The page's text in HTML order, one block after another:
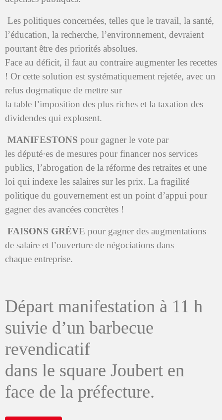
Les politiques concernées, telles que le travail, la santé,
l’éducation, la recherche, l’environnement, devraient
pourtant être des priorités absolues.
Face au déficit, il faut au contraire augmenter les recettes
! Or cette solution est systématiquement rejetée, avec un
refus dogmatique de mettre sur
la table l’imposition des plus riches et la taxation des
dividendes qui explosent.
MANIFESTONS pour gagner le vote par
les député·es de mesures pour financer nos services
publics, l’abrogation de la réforme des retraites et une
loi qui indexe les salaires sur les prix. La fragilité
politique du gouvernement est un point d’appui pour
gagner des avancées concrètes !
FAISONS GRÈVE pour gagner des augmentations
de salaire et l’ouverture de négociations dans
chaque entreprise.
Départ manifestation à 11 h
suivie d’un barbecue
revendicatif
dans le square Joubert en
face de la préfecture.